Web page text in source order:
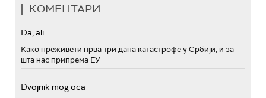
КОМЕНТАРИ
Da, ali...
Како преживети прва три дана катастрофе у Србији, и за
шта нас припрема ЕУ
Dvojnik mog oca